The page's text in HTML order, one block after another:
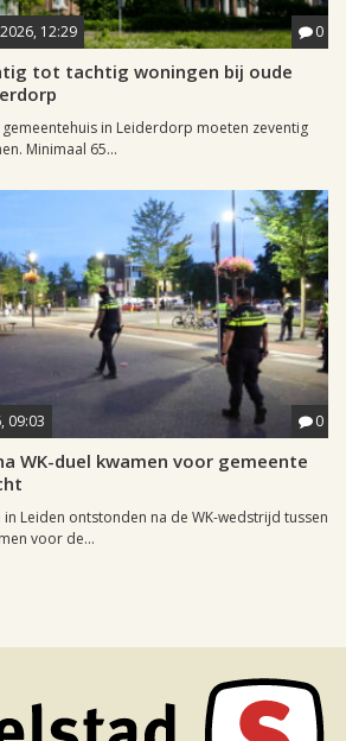
12:29 0
tot tachtig woningen bij oude
in Leiderdorp moeten zeventig
Minimaal 65...
09:03 0
WK-duel kwamen voor gemeente
Leiden ontstonden na de WK-wedstrijd tussen
voor de...